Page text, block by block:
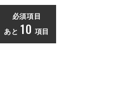
必須項目
あと 10 項目